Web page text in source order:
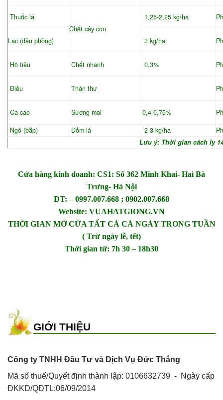
Thuốc lá
Chết cây con
1,25-2,25 kg/ha
Lạc (đậu phộng) 3 kg/ha
Hồ tiêu Chết nhanh 0,3%
Điều Thán thư
Ca cao Sương mai 0,4-0,75%
Ngô (bắp)
Đốm lá 2-3 kg/ha
Lưu ý: Thời gian cách ly
Cửa hàng kinh doanh: CS1: Số 362 Minh Khai- Hai Bà
Trưng- Hà Nội
ĐT: – 0997.007.668 ; 0902.007.668
Website: VUAHATGIONG.VN
THỜI GIAN MỞ CỬA TẤT CẢ CÁ NGÀY TRONG TUẦN
( Trừ ngày lễ, tết)
Thời gian từ: 7h 30 – 18h30
GIỚI THIỆU
Công ty TNHH Đầu Tư và Dịch Vụ Đức Thắng
Mã số thuế/Quyết định thành lập: 0106632739 - Ngày cấp
ĐKKD/QĐTL:06/09/2014